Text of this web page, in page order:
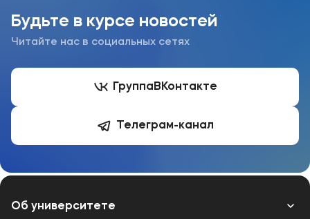
Будьте в курсе новостей
Читайте нас в социальных сетях
Группа ВКонтакте
Телеграм-канал
Об университете